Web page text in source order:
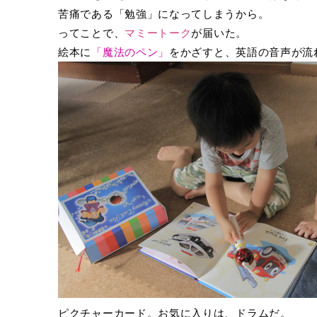
苦痛である「勉強」になってしまうから。
ってことで、 マミートークが届いた。
絵本に
「魔法のペン」 をかざすと、英語の音声が流
ピクチャーカード。お気に入りは、ドラムだ。